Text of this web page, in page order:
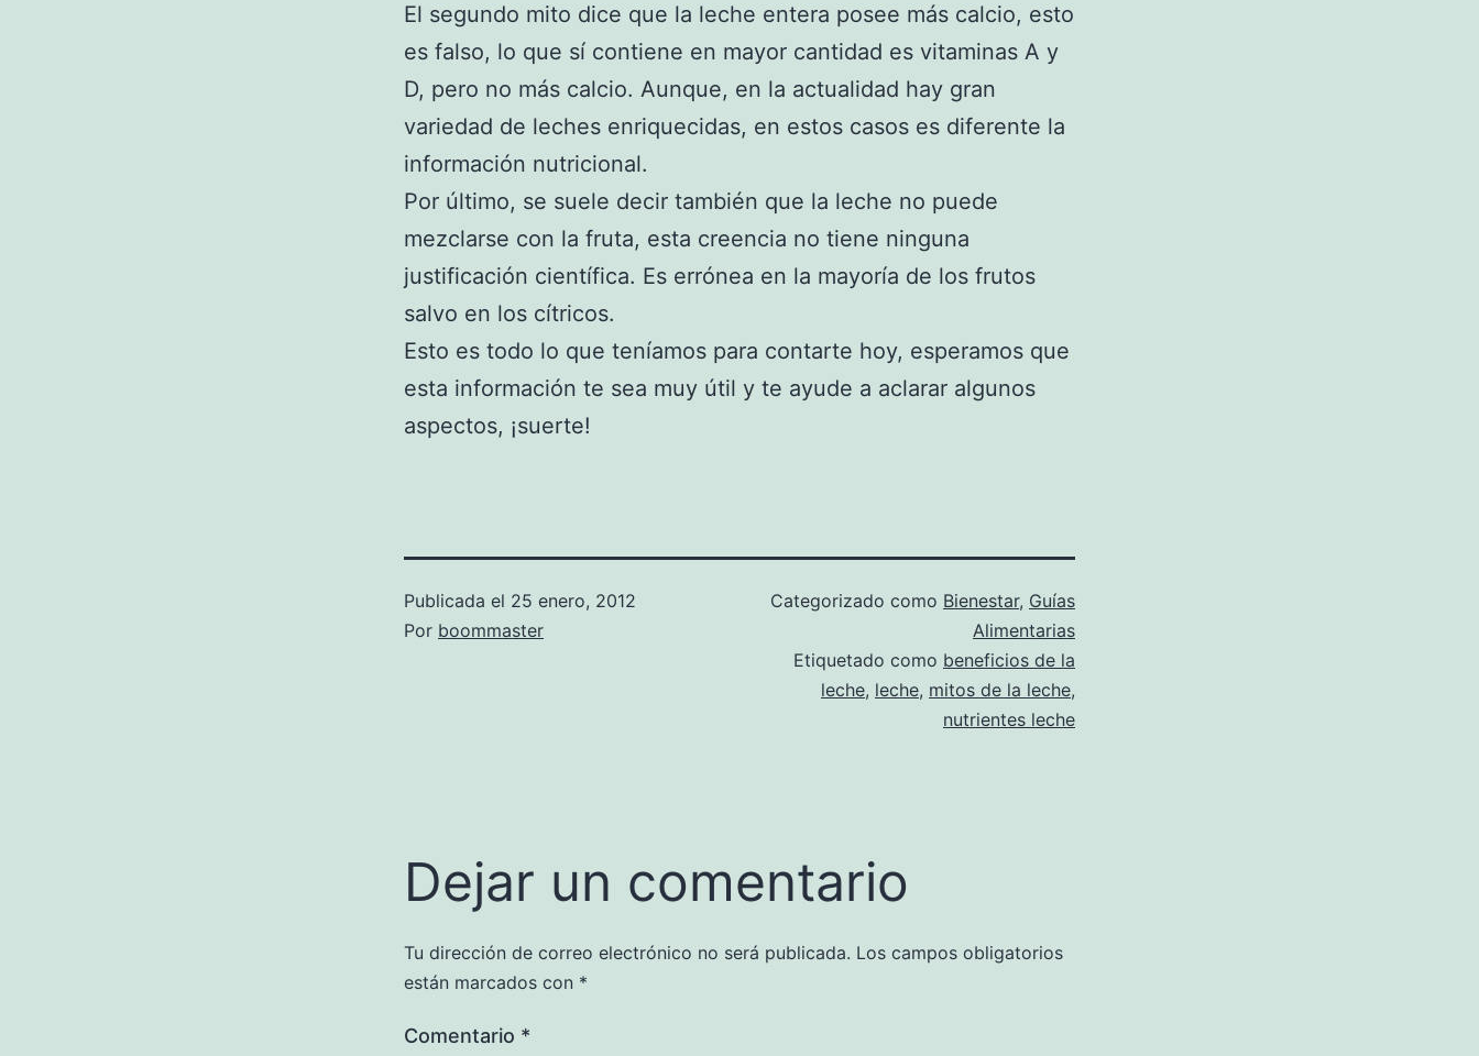
El segundo mito dice que la leche entera posee más calcio, esto
es falso, lo que sí contiene en mayor cantidad es vitaminas A y
D, pero no más calcio. Aunque, en la actualidad hay gran
variedad de leches enriquecidas, en estos casos es diferente la
información nutricional.
Por último, se suele decir también que la leche no puede
mezclarse con la fruta, esta creencia no tiene ninguna
justificación científica. Es errónea en la mayoría de los frutos
salvo en los cítricos.
Esto es todo lo que teníamos para contarte hoy, esperamos que
esta información te sea muy útil y te ayude a aclarar algunos
aspectos, ¡suerte!
Publicada el 25 enero, 2012
Por boommaster
Categorizado como Bienestar, Guías
Alimentarias
Etiquetado como beneficios de la
leche, leche, mitos de la leche,
nutrientes leche
Dejar un comentario
Tu dirección de correo electrónico no será publicada. Los campos obligatorios
están marcados con *
Comentario *